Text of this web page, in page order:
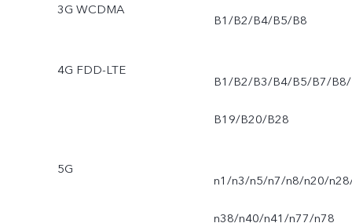
3G WCDMA
B1/B2/B4/B5/B8
4G FDD-LTE
B1/B2/B3/B4/B5/B7/B8/
B19/B20/B28
5G
n1/n3/n5/n7/n8/n20/
n38/n40/n41/n77/n78